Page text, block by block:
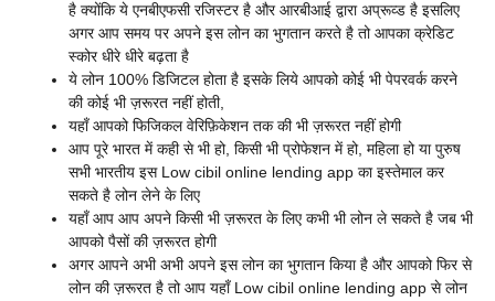
है क्योंकि ये एनबीएफसी रजिस्टर है और आरबीआई द्वारा अप्रूव्ड है इसलिए
अगर आप समय पर अपने इस लोन का भुगतान करते है तो आपका क्रेडिट
स्कोर धीरे धीरे बढ़ता है
ये लोन 100% डिजिटल होता है इसके लिये आपको कोई भी पेपरवर्क करने
की कोई भी ज़रूरत नहीं होती,
यहाँ आपको फिजिकल वेरिफ़िकेशन तक की भी ज़रूरत नहीं होगी
आप पूरे भारत में कही से भी हो, किसी भी प्रोफेशन में हो, महिला हो या पुरुष
सभी भारतीय इस Low cibil online lending app का इस्तेमाल कर
सकते है लोन लेने के लिए
यहाँ आप आप अपने किसी भी ज़रूरत के लिए कभी भी लोन ले सकते है जब भी
आपको पैसों की ज़रूरत होगी
अगर आपने अभी अभी अपने इस लोन का भुगतान किया है और आपको फिर से
लोन की ज़रूरत है तो आप यहाँ Low cibil online lending app से लोन